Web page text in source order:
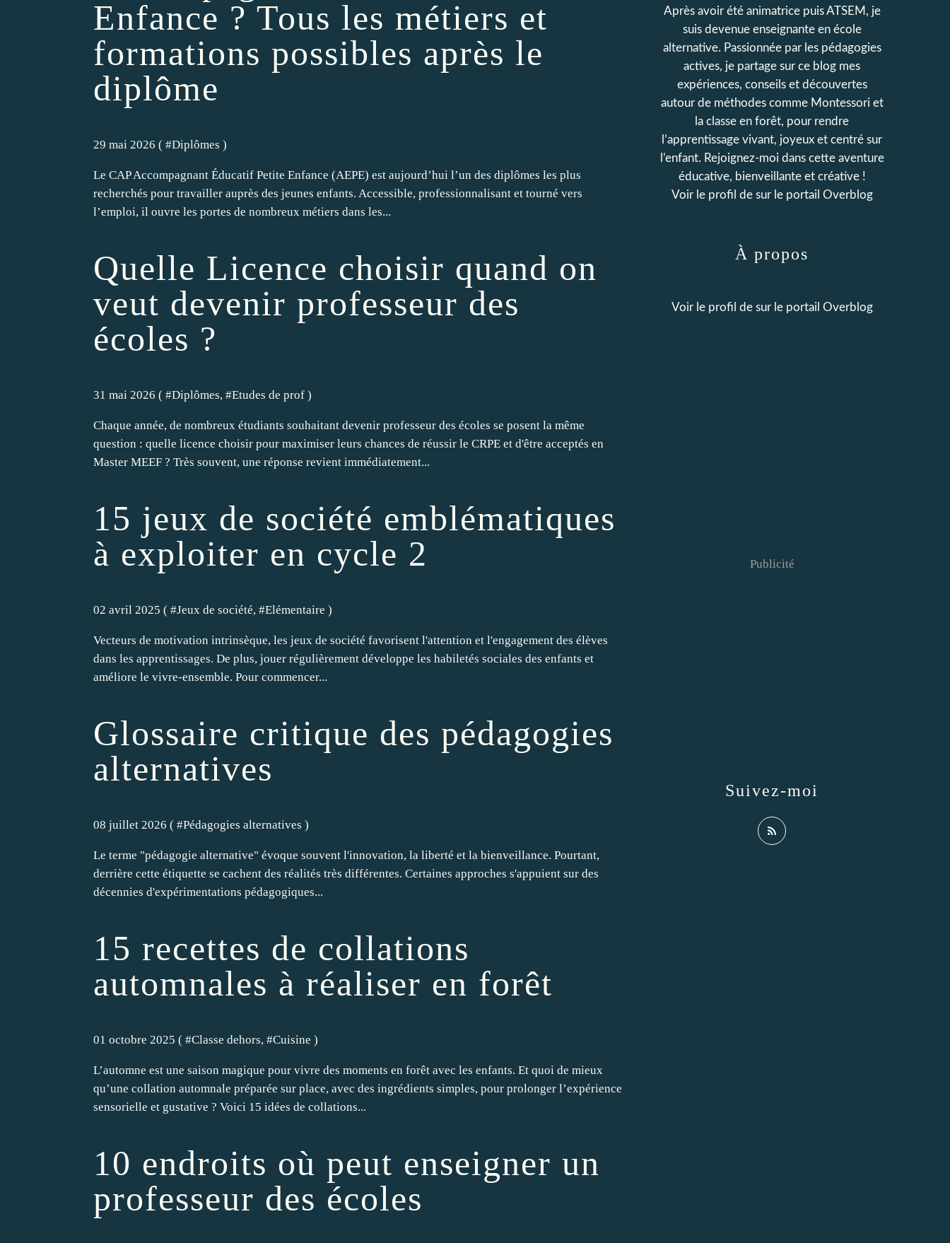
Enfance ? Tous les métiers et
formations possibles après le
diplôme
29 mai 2026 ( #Diplômes )
Le CAP Accompagnant Éducatif Petite Enfance (AEPE) est aujourd’hui l’un des diplômes les plus
recherchés pour travailler auprès des jeunes enfants. Accessible, professionnalisant et tourné vers
l’emploi, il ouvre les portes de nombreux métiers dans les...
Quelle Licence choisir quand on
veut devenir professeur des
écoles ?
31 mai 2026 ( #Diplômes, #Etudes de prof )
Chaque année, de nombreux étudiants souhaitant devenir professeur des écoles se posent la même
question : quelle licence choisir pour maximiser leurs chances de réussir le CRPE et d'être acceptés en
Master MEEF ? Très souvent, une réponse revient immédiatement...
15 jeux de société emblématiques
à exploiter en cycle 2
02 avril 2025 ( #Jeux de société, #Elémentaire )
Vecteurs de motivation intrinsèque, les jeux de société favorisent l'attention et l'engagement des élèves
dans les apprentissages. De plus, jouer régulièrement développe les habiletés sociales des enfants et
améliore le vivre-ensemble. Pour commencer...
Glossaire critique des pédagogies
alternatives
08 juillet 2026 ( #Pédagogies alternatives )
Le terme "pédagogie alternative" évoque souvent l'innovation, la liberté et la bienveillance. Pourtant,
derrière cette étiquette se cachent des réalités très différentes. Certaines approches s'appuient sur des
décennies d'expérimentations pédagogiques...
15 recettes de collations
automnales à réaliser en forêt
01 octobre 2025 ( #Classe dehors, #Cuisine )
L’automne est une saison magique pour vivre des moments en forêt avec les enfants. Et quoi de mieux
qu’une collation automnale préparée sur place, avec des ingrédients simples, pour prolonger l’expérience
sensorielle et gustative ? Voici 15 idées de collations...
10 endroits où peut enseigner un
professeur des écoles
Après avoir été animatrice puis ATSEM, je
suis devenue enseignante en école
alternative. Passionnée par les pédagogies
actives, je partage sur ce blog mes
expériences, conseils et découvertes
autour de méthodes comme Montessori et
la classe en forêt, pour rendre
l’apprentissage vivant, joyeux et centré sur
l’enfant. Rejoignez-moi dans cette aventure
éducative, bienveillante et créative !
Voir le profil de sur le portail Overblog
Suivez-moi
À propos
Voir le profil de sur le portail Overblog
Publicité